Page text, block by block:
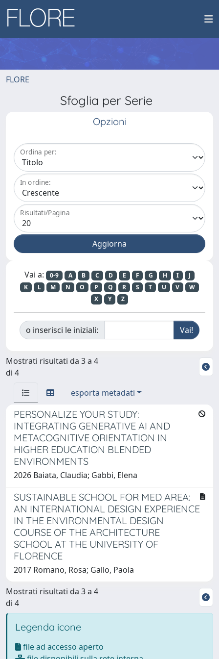
FLORE
Sfoglia per Serie
Opzioni
Ordina per:
In ordine:
Risultati/Pagina
Vai a: 0-9 A B C D E F G H I
J
K
L M N O P Q R S T U V
W
X
Y Z
o inserisci le iniziali:
Mostrati risultati da 3 a 4
di 4
esporta metadati
PERSONALIZE YOUR STUDY:
INTEGRATING GENERATIVE AI AND
METACOGNITIVE ORIENTATION IN
HIGHER EDUCATION BLENDED
ENVIRONMENTS
2026 Baiata, Claudia; Gabbi, Elena
SUSTAINABLE SCHOOL FOR MED AREA:
AN INTERNATIONAL DESIGN EXPERIENCE
IN THE ENVIRONMENTAL DESIGN
COURSE OF THE ARCHITECTURE
SCHOOL AT THE UNIVERSITY OF
FLORENCE
2017 Romano, Rosa; Gallo, Paola
Mostrati risultati da 3 a 4
di 4
Legenda icone
file ad accesso aperto